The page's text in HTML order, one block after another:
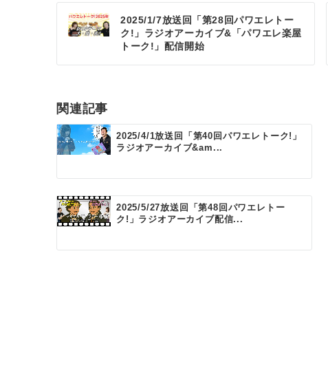
投
稿
ゲ
ー
シ
ョ
ン
2025/1/7放送回「第28回パワエレトー
ク!」ラジオアーカイブ&「パワエレ楽屋
トーク!」配信開始
関連記事
2025/4/1放送回「第40回パワエレトーク!」
ラジオアーカイブ&am...
2025/5/27放送回「第48回パワエレトー
ク!」ラジオアーカイブ配信...